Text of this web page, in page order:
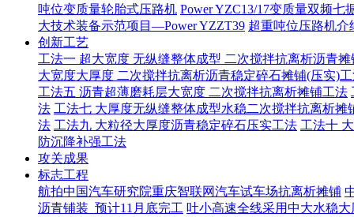
吨位变质量轮胎式压路机 Power YZC13/17变质量双频七
大技术装备示范项目—Power YZZT39 超重吨位压路机介
创新工艺
工法一 超大宽度 无纵缝整体成型 二次搅拌抗离析沥青摊
大宽度大厚度 二次搅拌抗离析沥青稳定碎石摊铺(压实)
工法五 沥青超薄磨耗层大宽度 二次搅拌抗离析摊铺工法
法 工法七 大厚度无纵缝整体成型水稳二次搅拌抗离析摊
法 工法九 大粒径大厚度沥青稳定碎石压实工法 工法十
防沉降补强工法
攻关成果
标志工程
航拍中国汽车研究院重庆智联网汽车试车场抗离析摊铺
沥青铺装_预计11月底完工 吐小高速全线采用中大水稳